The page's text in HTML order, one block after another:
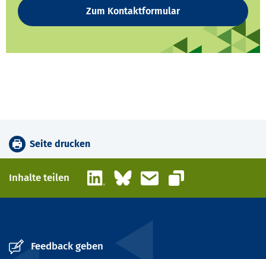
Zum Kontaktformular
Seite drucken
Inhalte teilen LinkedInBlueskyE-Mail
Link kopieren
Feedback geben